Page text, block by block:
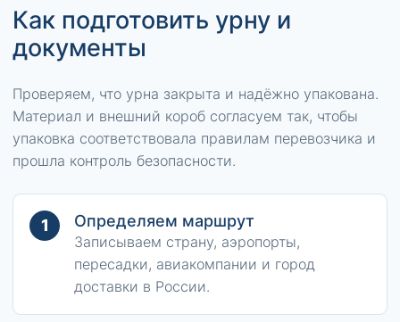
Как подготовить урну и
документы
Проверяем, что урна закрыта и надёжно упакована.
Материал и внешний короб согласуем так, чтобы
упаковка соответствовала правилам перевозчика и
прошла контроль безопасности.
1 Определяем маршрут
Записываем страну, аэропорты,
пересадки, авиакомпании и город
доставки в России.